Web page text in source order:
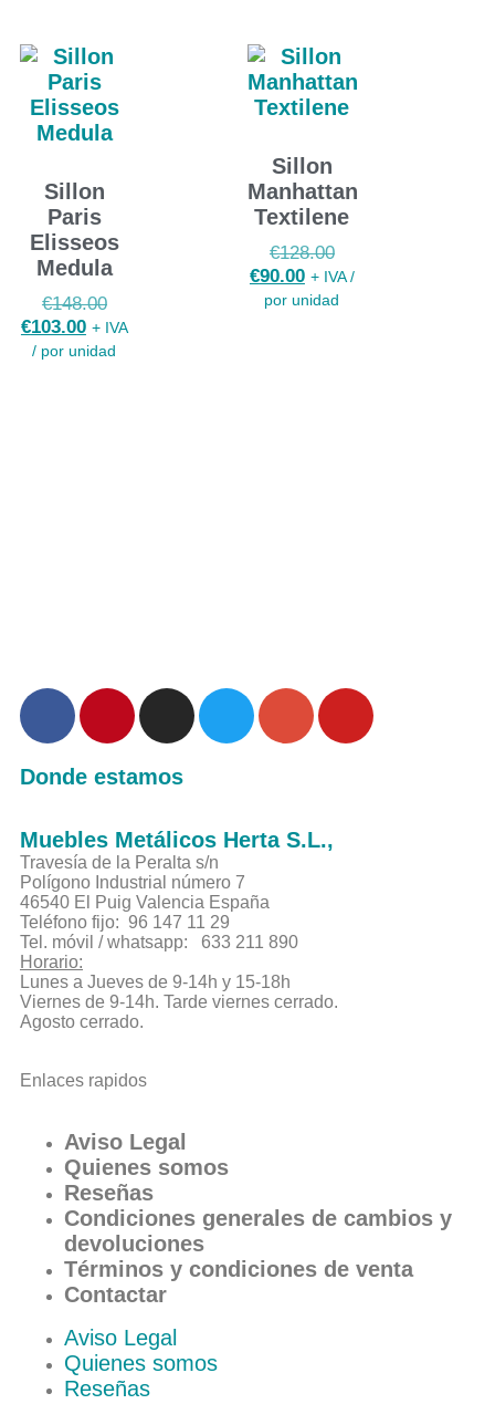
Sillon
Paris
Elisseos
Medula
€148.00
€103.00 + IVA
/ por unidad
Sillon
Manhattan
Textilene
€128.00
€90.00 + IVA /
por unidad
Donde estamos
Muebles Metálicos Herta S.L.,
Travesía de la Peralta s/n
Polígono Industrial número 7
46540 El Puig Valencia España
Teléfono fijo: 96 147 11 29
Tel. móvil / whatsapp: 633 211 890
Horario:
Lunes a Jueves de 9-14h y 15-18h
Viernes de 9-14h. Tarde viernes cerrado.
Agosto cerrado.
Enlaces rapidos
Aviso Legal
Quienes somos
Reseñas
Condiciones generales de cambios y
devoluciones
Términos y condiciones de venta
Contactar
Aviso Legal
Quienes somos
Reseñas